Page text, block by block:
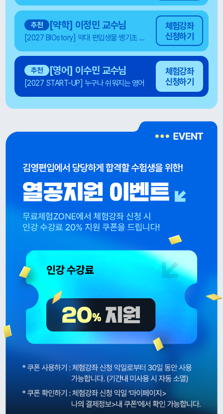
추천 [약학] 이정민 교수님
[2027 BIOstory] 약대 편입생물 쌩기초 BASIC (6주완성)
체험강좌
신청하기
추천 [영어] 이수민 교수님
[2027 START-UP] 누구나 쉬워지는 영어
체험강좌
신청하기